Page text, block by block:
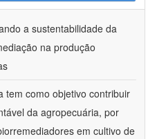
a sustentabilidade da
na produção
tem como objetivo contribuir
da agropecuária, por
em cultivo de